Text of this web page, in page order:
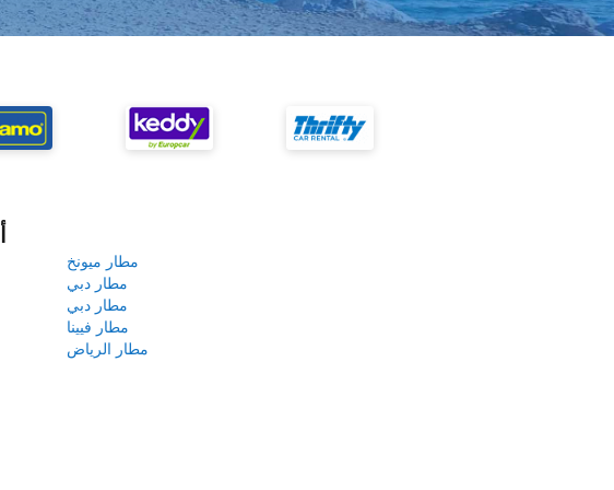
مطار ميونخ
مطار دبي
مطار دبي
مطار فيينا
مطار الرياض